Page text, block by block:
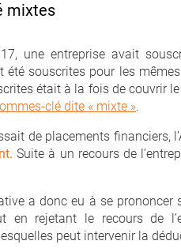
mixtes
une entreprise avait
souscrites pour les
était à la fois de couvrir
clé dite « mixte ».
de placements financiers,
Suite à un recours de
a donc eu à se prononcer
en rejetant le recours de
peut intervenir la